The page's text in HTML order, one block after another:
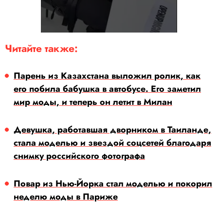
Читайте также:
Парень из Казахстана выложил ролик, как
его побила бабушка в автобусе. Его заметил
мир моды, и теперь он летит в Милан
Девушка, работавшая дворником в Таиланде,
стала моделью и звездой соцсетей благодаря
снимку российского фотографа
Повар из Нью-Йорка стал моделью и покорил
неделю моды в Париже